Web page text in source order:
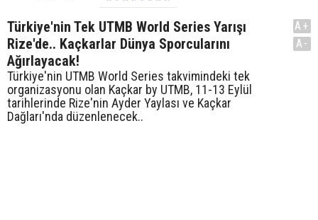
Türkiye'nin Tek UTMB World Series Yarışı
Rize'de.. Kaçkarlar Dünya Sporcularını
Ağırlayacak!
Türkiye'nin UTMB World Series takvimindeki tek
organizasyonu olan Kaçkar by UTMB, 11-13 Eylül
tarihlerinde Rize'nin Ayder Yaylası ve Kaçkar
Dağları'nda düzenlenecek..
A+
A-